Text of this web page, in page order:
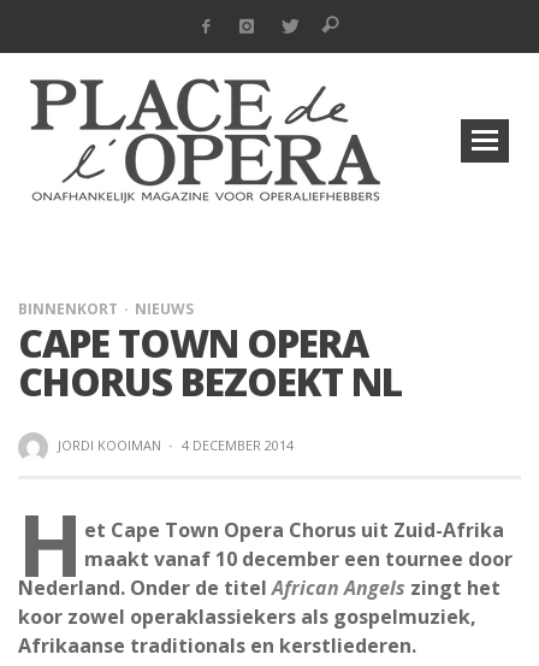
BINNENKORT NIEUWS
CAPE TOWN OPERA
CHORUS BEZOEKT NL
JORDI KOOIMAN · 4 DECEMBER 2014
H et Cape Town Opera Chorus uit Zuid-Afrika
maakt vanaf 10 december een tournee door
Nederland. Onder de titelAfrican Angels zingt het
koor zowel operaklassiekers als gospelmuziek,
Afrikaanse traditionals en kerstliederen.